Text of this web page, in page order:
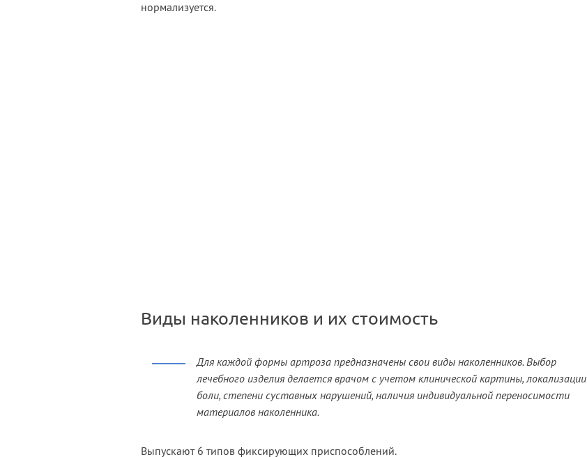
нормализуется.
Виды наколенников и их стоимость
Для каждой формы артроза предназначены свои виды наколенников. Выбор
лечебного изделия делается врачом с учетом клинической картины, локализации
боли, степени суставных нарушений, наличия индивидуальной переносимости
материалов наколенника.
Выпускают 6 типов фиксирующих приспособлений.